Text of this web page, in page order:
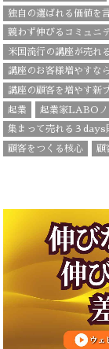
独自の選ばれる価値を
競わず伸びるコミュニ
米国流行の講座が売れ
講座のお客様増やすな
講座の顧客を増やす新
起業 起業家LABOノ
集まって売れる３days
顧客をつくる核心 顧